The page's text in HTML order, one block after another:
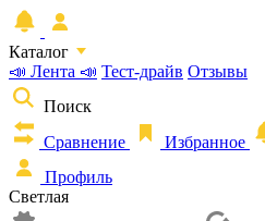
Каталог
📣 Лента 📣 Тест-драйв Отзывы
Поиск
Сравнение
Избранное
Профиль
Светлая